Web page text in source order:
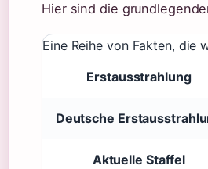
Hier sind die
Eine Reihe von Fakten, die
Erstausstrahlung
Deutsche
Aktuelle Staffel